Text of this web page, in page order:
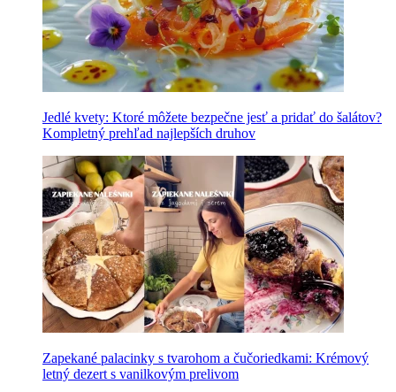
Jedlé kvety: Ktoré môžete bezpečne jesť a pridať do šalátov?
Kompletný prehľad najlepších druhov
Zapekané palacinky s tvarohom a čučoriedkami: Krémový
letný dezert s vanilkovým prelivom